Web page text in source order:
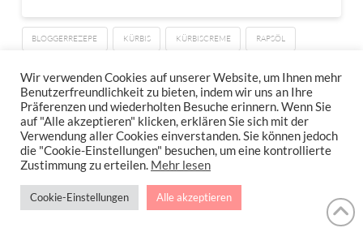
BLOGGERREZEPE KÜRBIS KÜRBISCREME RAPSÖL
IMPRESSUM
DATENSCHUTZERKLÄRUNG
NEWSLETTER DATENSCHUTZRICHTLINIEN
Gesund Leben, Abnehmen, Zuckerfrei Backen, Reisen & Ausgehen Uvm.
!
Wir verwenden Cookies auf unserer Website, um Ihnen mehr
Benutzerfreundlichkeit zu bieten, indem wir uns an Ihre
Präferenzen und wiederholten Besuche erinnern. Wenn Sie
auf "Alle akzeptieren" klicken, erklären Sie sich mit der
Verwendung aller Cookies einverstanden. Sie können jedoch
die "Cookie-Einstellungen" besuchen, um eine kontrollierte
Zustimmung zu erteilen. Mehr lesen
Cookie-Einstellungen Alle akzeptieren